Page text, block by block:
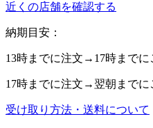
近くの店舗を確認する
納期目安：
13時までに注文→ 17時まで
17時までに注文→ 翌朝 まで
受け取り方法・送料について